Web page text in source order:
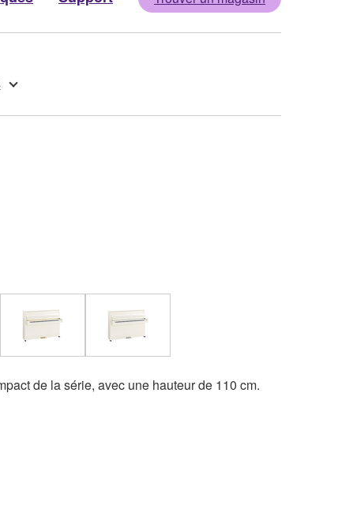
de la série, avec une hauteur de 110 cm.